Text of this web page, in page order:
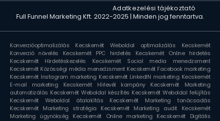
Full Funnel Marketing Kft. 2022-2025 | Minden jog fenntartva.
Animated icons by Lordicon.comAdatkezelési tájékoztató
Konverzióoptimalizálás Kecskemét
Weboldal optimalizálás Kecskemét
Konverzió növelés Kecskemét
PPC hirdetés Kecskemét
Online hirdetés
Kecskemét
Hirdetéskezelés Kecskemét
Social media menedzsment
Kecskemét Közösségi média menedzsment Kecskemét Facebook marketing
Kecskemét Instagram marketing Kecskemét LinkedIN marketing Kecskemét
E-mail marketing Kecskemét
Hírlevél kampány Kecskemét
Marketing
automatizálás Kecskemét Weboldal készítés Kecskemét Weboldal felújítás
Kecskemét
Weboldal átalakítás Kecskemét
Marketing tanácsadás
Kecskemét Marketing stratégia Kecskemét Marketing audit Kecskemét
Marketing ügynökség Kecskemét
Online marketing Kecskemét
Digitális